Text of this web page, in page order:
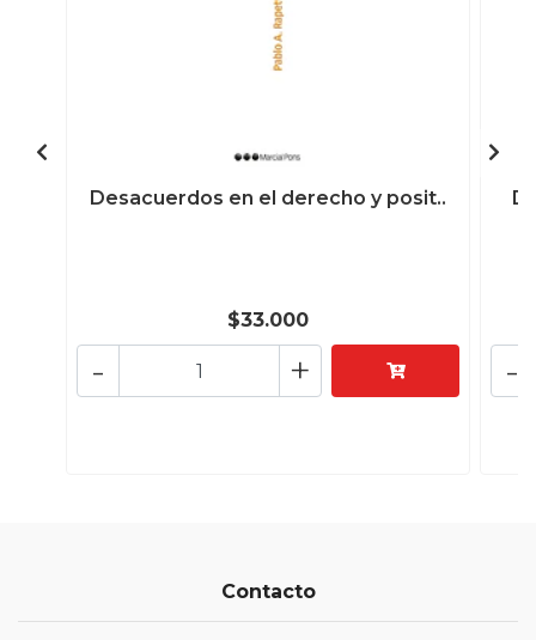
Desacuerdos en el derecho y posit..
$33.000
+
- -
Contacto